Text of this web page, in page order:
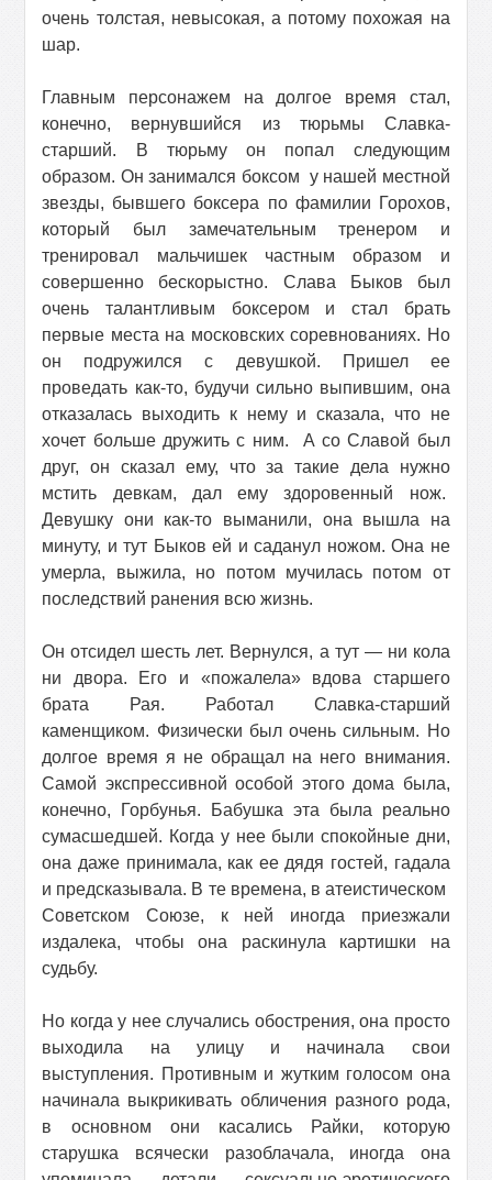
очень толстая, невысокая, а потому похожая на
шар.
Главным персонажем на долгое время стал,
конечно, вернувшийся из тюрьмы Славка-
старший. В тюрьму он попал следующим
образом. Он занимался боксом у нашей местной
звезды, бывшего боксера по фамилии Горохов,
который был замечательным тренером и
тренировал мальчишек частным образом и
совершенно бескорыстно. Слава Быков был
очень талантливым боксером и стал брать
первые места на московских соревнованиях. Но
он подружился с девушкой. Пришел ее
проведать как-то, будучи сильно выпившим, она
отказалась выходить к нему и сказала, что не
хочет больше дружить с ним.
А со Славой был
друг, он сказал ему, что за такие дела нужно
мстить девкам, дал ему здоровенный нож.
Девушку они как-то выманили, она вышла на
минуту, и тут Быков ей и саданул ножом. Она не
умерла, выжила, но потом мучилась потом от
последствий ранения всю жизнь.
Он отсидел шесть лет. Вернулся, а тут — ни кола
ни двора. Его и «пожалела» вдова старшего
брата Рая. Работал Славка-старший
каменщиком. Физически был очень сильным. Но
долгое время я не обращал на него внимания.
Самой экспрессивной особой этого дома была,
конечно, Горбунья. Бабушка эта была реально
сумасшедшей. Когда у нее были спокойные дни,
она даже принимала, как ее дядя гостей, гадала
и предсказывала. В те времена, в атеистическом
Советском Союзе, к ней иногда приезжали
издалека, чтобы она раскинула картишки на
судьбу.
Но когда у нее случались обострения, она просто
выходила на улицу и начинала свои
выступления. Противным и жутким голосом она
начинала выкрикивать обличения разного рода,
в основном они касались Райки, которую
старушка всячески разоблачала, иногда она